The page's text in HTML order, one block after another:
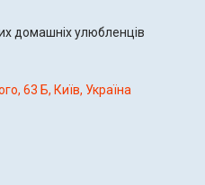
домашніх улюбленців
63 Б, Київ, Україна